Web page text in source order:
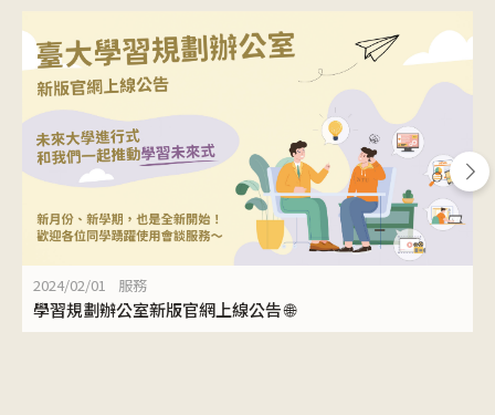
2024/02/01 服務
學習規劃辦公室新版官網上線公告 🌐